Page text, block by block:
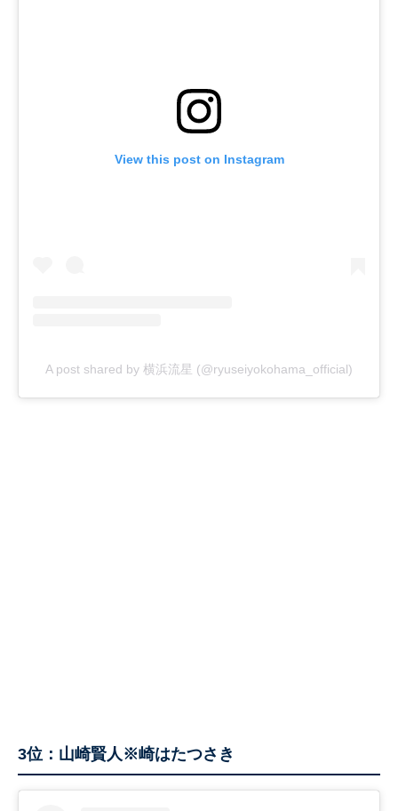
View this post on Instagram
A post shared by 横浜流星 (@ryuseiyokohama_official)
3位：山崎賢人※崎はたつさき